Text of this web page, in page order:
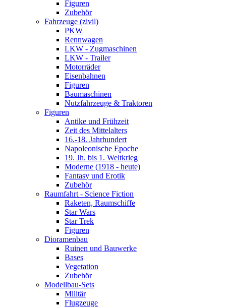
Figuren
Zubehör
Fahrzeuge (zivil)
PKW
Rennwagen
LKW - Zugmaschinen
LKW - Trailer
Motorräder
Eisenbahnen
Figuren
Baumaschinen
Nutzfahrzeuge & Traktoren
Figuren
Antike und Frühzeit
Zeit des Mittelalters
16.-18. Jahrhundert
Napoleonische Epoche
19. Jh. bis 1. Weltkrieg
Moderne (1918 - heute)
Fantasy und Erotik
Zubehör
Raumfahrt - Science Fiction
Raketen, Raumschiffe
Star Wars
Star Trek
Figuren
Dioramenbau
Ruinen und Bauwerke
Bases
Vegetation
Zubehör
Modellbau-Sets
Militär
Flugzeuge